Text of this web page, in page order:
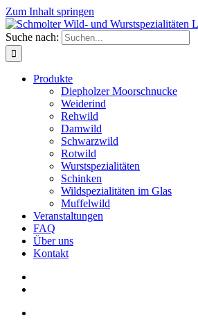
Zum Inhalt springen
Suche nach:
Produkte
Diepholzer Moorschnucke
Weiderind
Rehwild
Damwild
Schwarzwild
Rotwild
Wurstspezialitäten
Schinken
Wildspezialitäten im Glas
Muffelwild
Veranstaltungen
FAQ
Über uns
Kontakt